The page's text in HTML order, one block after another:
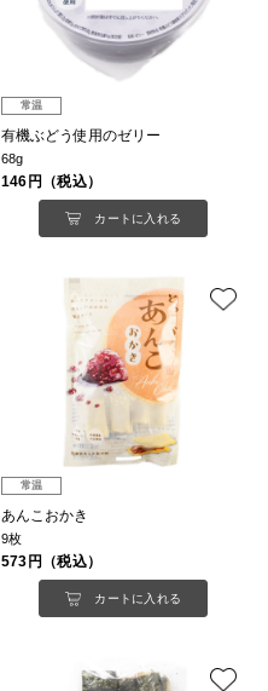
常温
有機ぶどう使用のゼリー
68g
146円（税込）
カートに入れる
常温
あんこおかき
9枚
573円（税込）
カートに入れる